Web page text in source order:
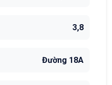
3,8
Đường 18A